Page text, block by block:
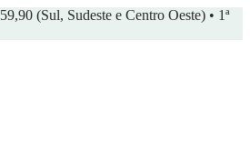
(Sul, Sudeste e Centro Oeste) • 1ª